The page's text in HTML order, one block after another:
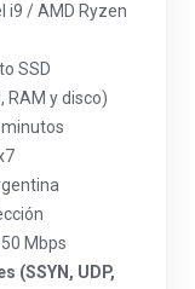
i9 / AMD Ryzen
SSD
RAM y disco)
Mbps
(SSYN, UDP,